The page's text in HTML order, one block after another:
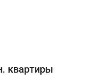
квартиры